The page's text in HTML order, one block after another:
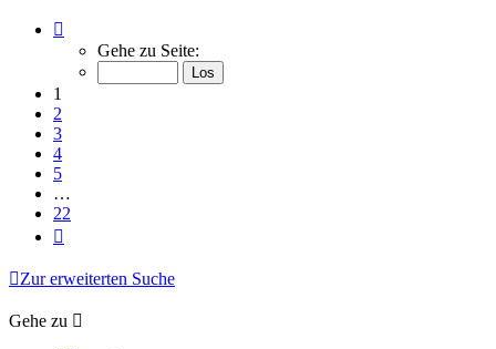
von
Gehe zu Seite:
1
2
3
4
5
…
22
Zur erweiterten Suche
Gehe zu